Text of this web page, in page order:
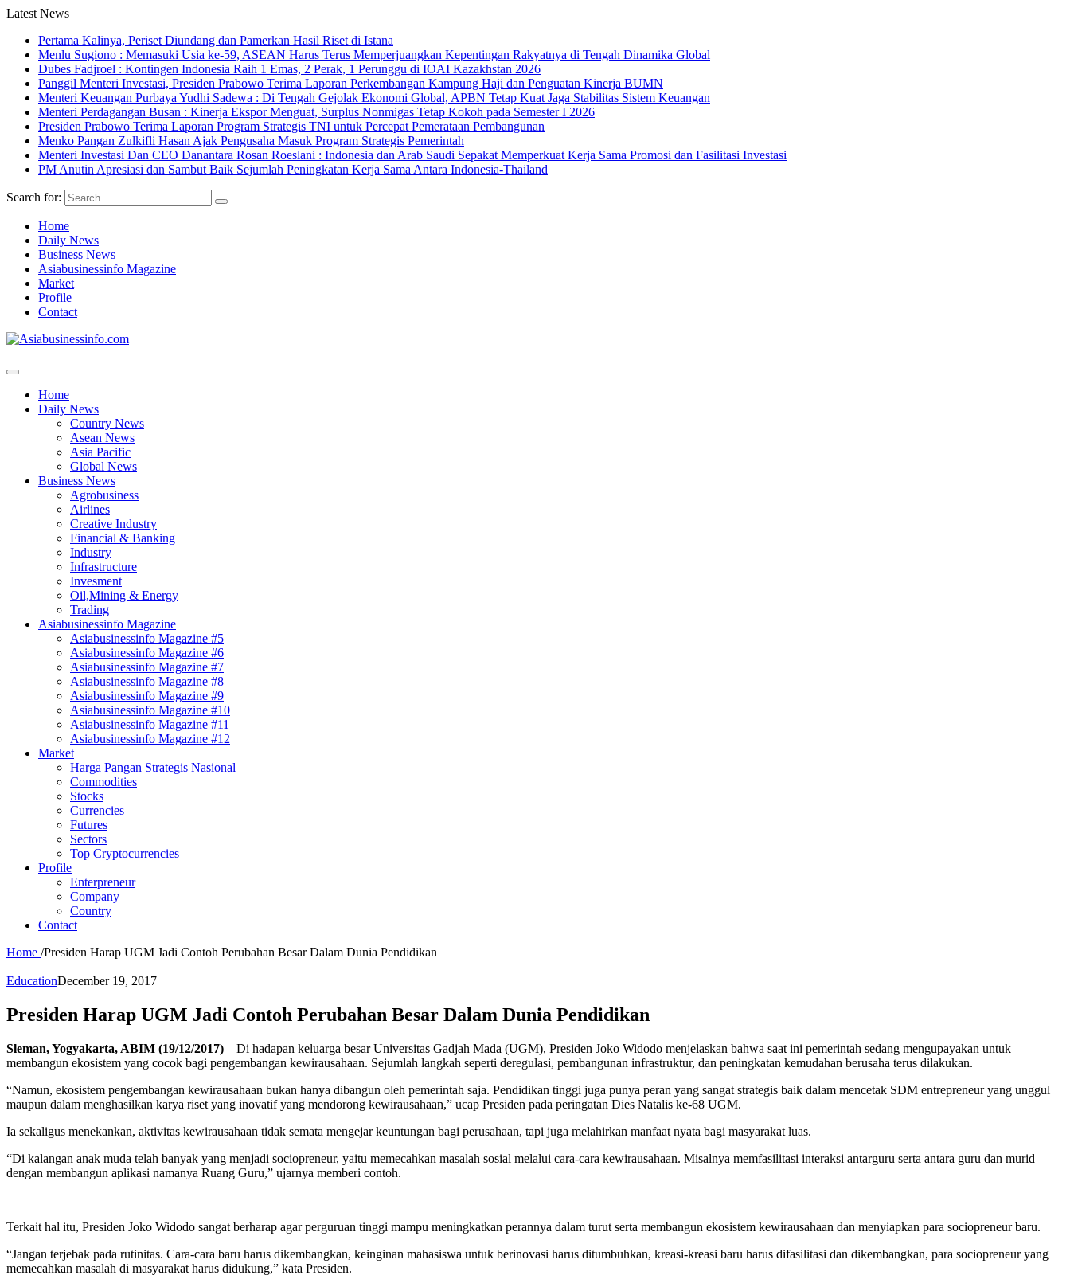
Latest News
Pertama Kalinya, Periset Diundang dan Pamerkan Hasil Riset di Istana
Menlu Sugiono : Memasuki Usia ke-59, ASEAN Harus Terus Memperjuangkan Kepentingan Rakyatnya di Tengah Dinamika Global
Dubes Fadjroel : Kontingen Indonesia Raih 1 Emas, 2 Perak, 1 Perunggu di IOAI Kazakhstan 2026
Panggil Menteri Investasi, Presiden Prabowo Terima Laporan Perkembangan Kampung Haji dan Penguatan Kinerja BUMN
Menteri Keuangan Purbaya Yudhi Sadewa : Di Tengah Gejolak Ekonomi Global, APBN Tetap Kuat Jaga Stabilitas Sistem Keuangan
Menteri Perdagangan Busan : Kinerja Ekspor Menguat, Surplus Nonmigas Tetap Kokoh pada Semester I 2026
Presiden Prabowo Terima Laporan Program Strategis TNI untuk Percepat Pemerataan Pembangunan
Menko Pangan Zulkifli Hasan Ajak Pengusaha Masuk Program Strategis Pemerintah
Menteri Investasi Dan CEO Danantara Rosan Roeslani : Indonesia dan Arab Saudi Sepakat Memperkuat Kerja Sama Promosi dan Fasilitasi Investasi
PM Anutin Apresiasi dan Sambut Baik Sejumlah Peningkatan Kerja Sama Antara Indonesia-Thailand
Search for:
Home
Daily News
Business News
Asiabusinessinfo Magazine
Market
Profile
Contact
Home
Daily News
Country News
Asean News
Asia Pacific
Global News
Business News
Agrobusiness
Airlines
Creative Industry
Financial & Banking
Industry
Infrastructure
Invesment
Oil,Mining & Energy
Trading
Asiabusinessinfo Magazine
Asiabusinessinfo Magazine #5
Asiabusinessinfo Magazine #6
Asiabusinessinfo Magazine #7
Asiabusinessinfo Magazine #8
Asiabusinessinfo Magazine #9
Asiabusinessinfo Magazine #10
Asiabusinessinfo Magazine #11
Asiabusinessinfo Magazine #12
Market
Harga Pangan Strategis Nasional
Commodities
Stocks
Currencies
Futures
Sectors
Top Cryptocurrencies
Profile
Enterpreneur
Company
Country
Contact
Home /Presiden Harap UGM Jadi Contoh Perubahan Besar Dalam Dunia Pendidikan
EducationDecember 19, 2017
Presiden Harap UGM Jadi Contoh Perubahan Besar Dalam Dunia Pendidikan
Sleman, Yogyakarta, ABIM (19/12/2017) – Di hadapan keluarga besar Universitas Gadjah Mada (UGM), Presiden Joko Widodo menjelaskan bahwa saat ini pemerintah sedang mengupayakan untuk
membangun ekosistem yang cocok bagi pengembangan kewirausahaan. Sejumlah langkah seperti deregulasi, pembangunan infrastruktur, dan peningkatan kemudahan berusaha terus dilakukan.
“Namun, ekosistem pengembangan kewirausahaan bukan hanya dibangun oleh pemerintah saja. Pendidikan tinggi juga punya peran yang sangat strategis baik dalam mencetak SDM entrepreneur yang unggul
maupun dalam menghasilkan karya riset yang inovatif yang mendorong kewirausahaan,” ucap Presiden pada peringatan Dies Natalis ke-68 UGM.
Ia sekaligus menekankan, aktivitas kewirausahaan tidak semata mengejar keuntungan bagi perusahaan, tapi juga melahirkan manfaat nyata bagi masyarakat luas.
“Di kalangan anak muda telah banyak yang menjadi sociopreneur, yaitu memecahkan masalah sosial melalui cara-cara kewirausahaan. Misalnya memfasilitasi interaksi antarguru serta antara guru dan murid
dengan membangun aplikasi namanya Ruang Guru,” ujarnya memberi contoh.
Terkait hal itu, Presiden Joko Widodo sangat berharap agar perguruan tinggi mampu meningkatkan perannya dalam turut serta membangun ekosistem kewirausahaan dan menyiapkan para sociopreneur baru.
“Jangan terjebak pada rutinitas. Cara-cara baru harus dikembangkan, keinginan mahasiswa untuk berinovasi harus ditumbuhkan, kreasi-kreasi baru harus difasilitasi dan dikembangkan, para sociopreneur yang
memecahkan masalah di masyarakat harus didukung,” kata Presiden.